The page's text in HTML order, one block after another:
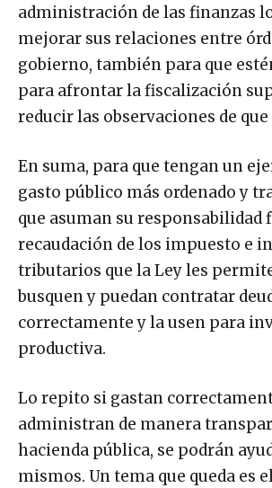
administración de las finanzas
mejorar sus relaciones entre
gobierno, también para que
para afrontar la fiscalización
reducir las observaciones de
En suma, para que tengan un
gasto público más ordenado y
que asuman su responsabilidad
recaudación de los impuesto e
tributarios que la Ley les
busquen y puedan contratar
correctamente y la usen para
productiva.
Lo repito si gastan
administran de manera
hacienda pública, se podrán
mismos. Un tema que queda es